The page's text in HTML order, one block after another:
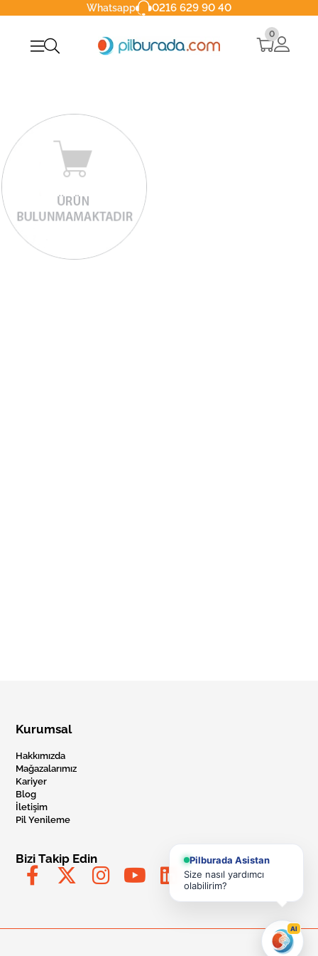
Whatsapp 0216 629 90 40
0
Kurumsal
Hakkımızda
Mağazalarımız
Kariyer
Blog
İletişim
Pil Yenileme
Bizi Takip Edin
Pilburada Asistan
Size nasıl yardımcı
olabilirim?
AI